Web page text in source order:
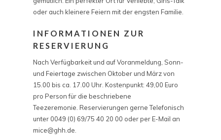
oder auch kleinere Feiern mit der engsten Familie.
INFORMATIONEN ZUR
RESERVIERUNG
Nach Verfügbarkeit und auf Voranmeldung, Sonn-
und Feiertage zwischen Oktober und März von
15.00 bis ca. 17.00 Uhr. Kostenpunkt: 49,00 Euro
pro Person für die beschriebene
Teezeremonie. Reservierungen gerne Telefonisch
unter 0049 (0) 69/75 40 20 00 oder per E-Mail an
mice@ghh.de.